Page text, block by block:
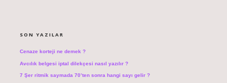
SON YAZILAR
Cenaze korteji ne demek ?
Avcılık belgesi iptal dilekçesi nasıl yazılır ?
7 Şer ritmik saymada 70’ten sonra hangi sayı gelir ?